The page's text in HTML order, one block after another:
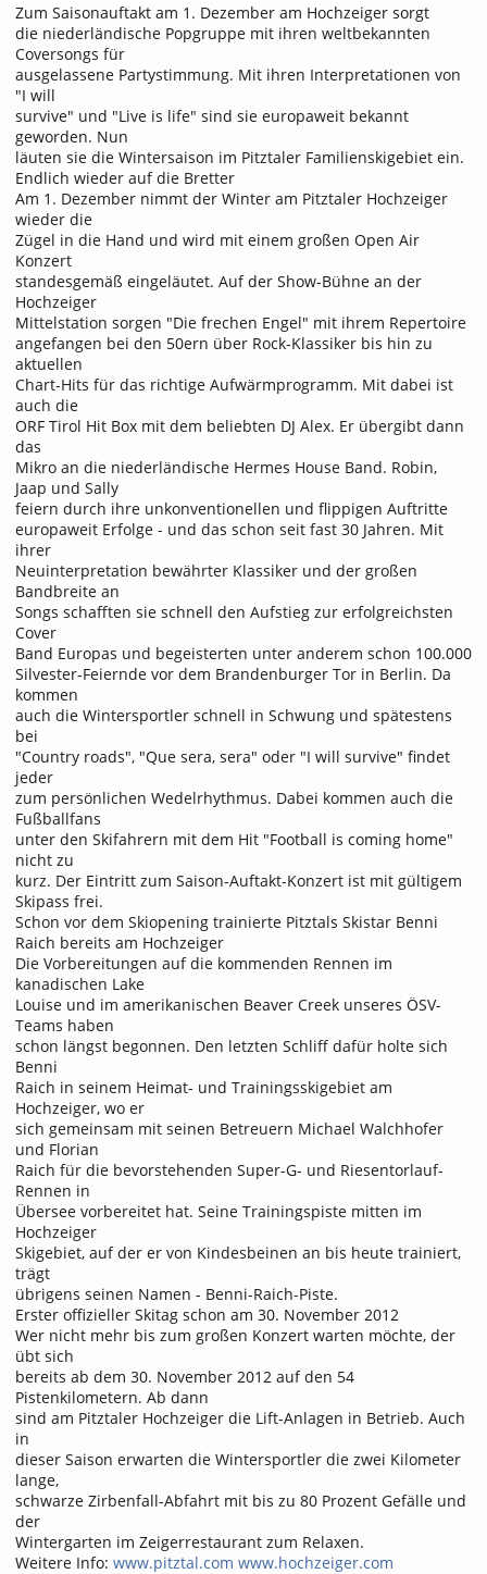
Zum Saisonauftakt am 1. Dezember am Hochzeiger sorgt
die niederländische Popgruppe mit ihren weltbekannten
Coversongs für
ausgelassene Partystimmung. Mit ihren Interpretationen von
"I will
survive" und "Live is life" sind sie europaweit bekannt
geworden. Nun
läuten sie die Wintersaison im Pitztaler Familienskigebiet ein.
Endlich wieder auf die Bretter
Am 1. Dezember nimmt der Winter am Pitztaler Hochzeiger
wieder die
Zügel in die Hand und wird mit einem großen Open Air
Konzert
standesgemäß eingeläutet. Auf der Show-Bühne an der
Hochzeiger
Mittelstation sorgen "Die frechen Engel" mit ihrem Repertoire
angefangen bei den 50ern über Rock-Klassiker bis hin zu
aktuellen
Chart-Hits für das richtige Aufwärmprogramm. Mit dabei ist
auch die
ORF Tirol Hit Box mit dem beliebten DJ Alex. Er übergibt dann
das
Mikro an die niederländische Hermes House Band. Robin,
Jaap und Sally
feiern durch ihre unkonventionellen und flippigen Auftritte
europaweit Erfolge - und das schon seit fast 30 Jahren. Mit
ihrer
Neuinterpretation bewährter Klassiker und der großen
Bandbreite an
Songs schafften sie schnell den Aufstieg zur erfolgreichsten
Cover
Band Europas und begeisterten unter anderem schon 100.000
Silvester-Feiernde vor dem Brandenburger Tor in Berlin. Da
kommen
auch die Wintersportler schnell in Schwung und spätestens
bei
"Country roads", "Que sera, sera" oder "I will survive" findet
jeder
zum persönlichen Wedelrhythmus. Dabei kommen auch die
Fußballfans
unter den Skifahrern mit dem Hit "Football is coming home"
nicht zu
kurz. Der Eintritt zum Saison-Auftakt-Konzert ist mit gültigem
Skipass frei.
Schon vor dem Skiopening trainierte Pitztals Skistar Benni
Raich bereits am Hochzeiger
Die Vorbereitungen auf die kommenden Rennen im
kanadischen Lake
Louise und im amerikanischen Beaver Creek unseres ÖSV-
Teams haben
schon längst begonnen. Den letzten Schliff dafür holte sich
Benni
Raich in seinem Heimat- und Trainingsskigebiet am
Hochzeiger, wo er
sich gemeinsam mit seinen Betreuern Michael Walchhofer
und Florian
Raich für die bevorstehenden Super-G- und Riesentorlauf-
Rennen in
Übersee vorbereitet hat. Seine Trainingspiste mitten im
Hochzeiger
Skigebiet, auf der er von Kindesbeinen an bis heute trainiert,
trägt
übrigens seinen Namen - Benni-Raich-Piste.
Erster offizieller Skitag schon am 30. November 2012
Wer nicht mehr bis zum großen Konzert warten möchte, der
übt sich
bereits ab dem 30. November 2012 auf den 54
Pistenkilometern. Ab dann
sind am Pitztaler Hochzeiger die Lift-Anlagen in Betrieb. Auch
in
dieser Saison erwarten die Wintersportler die zwei Kilometer
lange,
schwarze Zirbenfall-Abfahrt mit bis zu 80 Prozent Gefälle und
der
Wintergarten im Zeigerrestaurant zum Relaxen.
Weitere Info: www.pitztal.com www.hochzeiger.com